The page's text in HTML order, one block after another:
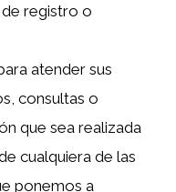
registro o
atender sus
consultas o
que sea realizada
cualquiera de las
ponemos a